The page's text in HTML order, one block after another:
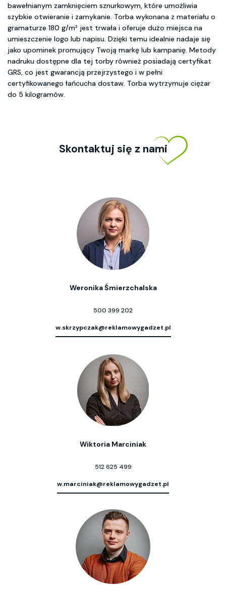
bawełnianym zamknięciem sznurkowym, które umożliwia
szybkie otwieranie i zamykanie. Torba wykonana z materiału o
gramaturze 180 g/m² jest trwała i oferuje dużo miejsca na
umieszczenie logo lub napisu. Dzięki temu idealnie nadaje się
jako upominek promujący Twoją markę lub kampanię. Metody
nadruku dostępne dla tej torby również posiadają certyfikat
GRS, co jest gwarancją przejrzystego i w pełni
certyfikowanego łańcucha dostaw. Torba wytrzymuje ciężar
do 5 kilogramów.
Skontaktuj się z nami
Weronika Śmierzchalska
500 399 202
w.skrzypczak@reklamowygadzet.pl
Wiktoria Marciniak
512 625 499
w.marciniak@reklamowygadzet.pl